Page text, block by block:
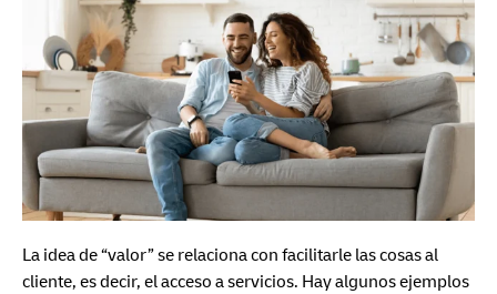
La idea de “valor” se relaciona con facilitarle las cosas al
cliente, es decir, el acceso a servicios. Hay algunos ejemplos